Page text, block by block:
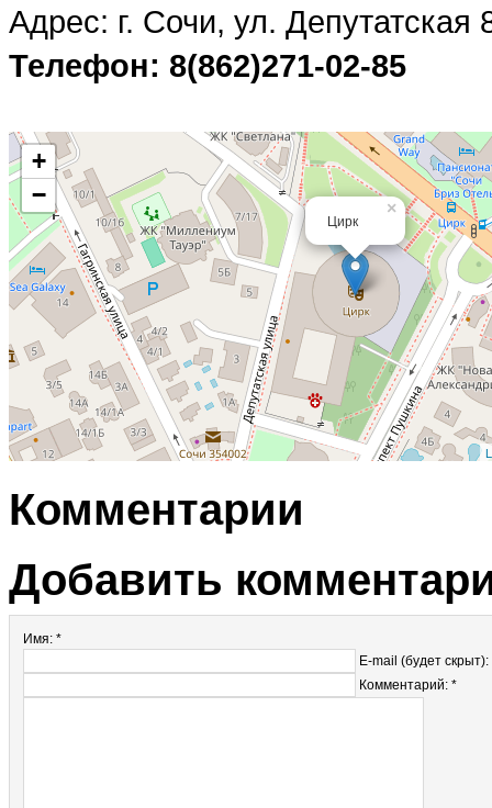
Адрес: г. Сочи, ул. Депутатская
Телефон: 8(862)271-02-85
Цирк
×
+
−
Комментарии
Добавить
Имя: *
E-mail (будет скрыт):
Комментарий: *